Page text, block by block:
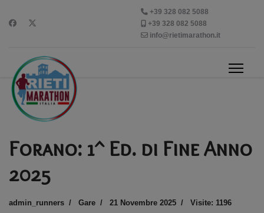
+39 328 082 5088
+39 328 082 5088
info@rietimarathon.it
Forano: 1^ Ed. di Fine Anno
2025
admin_runners Gare 21 Novembre 2025 Visite: 1196